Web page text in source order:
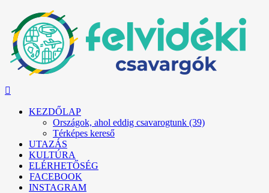
KEZDŐLAP
Országok, ahol eddig csavarogtunk (39)
Térképes kereső
UTAZÁS
KULTÚRA
ELÉRHETŐSÉG
FACEBOOK
INSTAGRAM